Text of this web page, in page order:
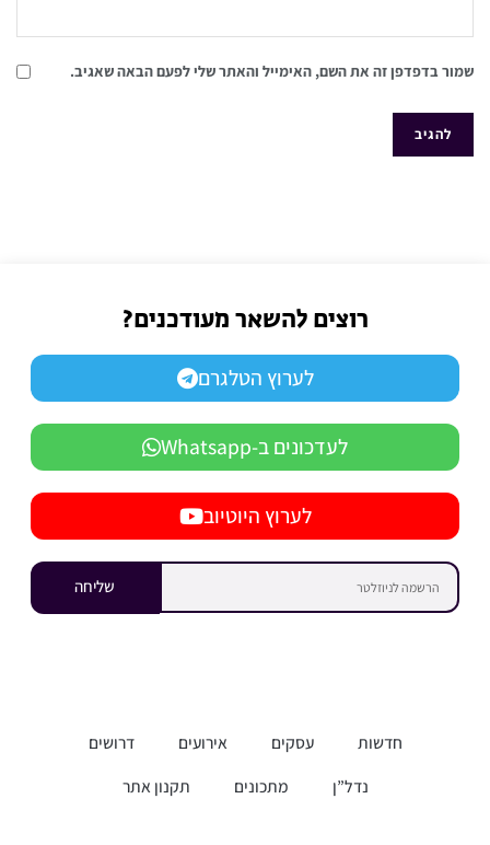
שמור בדפדפן זה את השם, האימייל והאתר שלי לפעם הבאה שאגיב.
רוצים להשאר מעודכנים?
לערוץ הטלגרם
לעדכונים ב-Whatsapp
לערוץ היוטיוב
שליחה
חדשות עסקים אירועים
דרושים
נדל”ן
מתכונים תקנון אתר